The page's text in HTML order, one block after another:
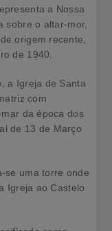
a Nossa
sobre o altar-mor,
origem recente,
de 1940.
a Igreja de Santa
com
da época dos
de 13 de Março
se uma torre onde
Igreja ao Castelo